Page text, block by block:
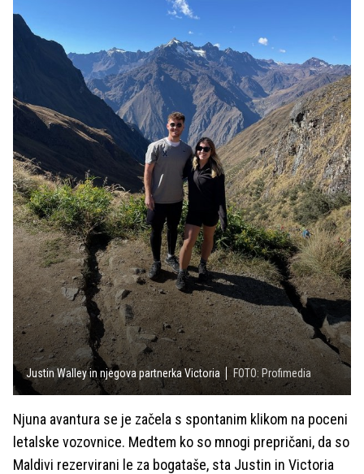
Justin Walley in njegova partnerka Victoria FOTO: Profimedia
Njuna avantura se je začela s spontanim klikom na poceni
letalske vozovnice. Medtem ko so mnogi prepričani, da so
Maldivi rezervirani le za bogataše, sta Justin in Victoria